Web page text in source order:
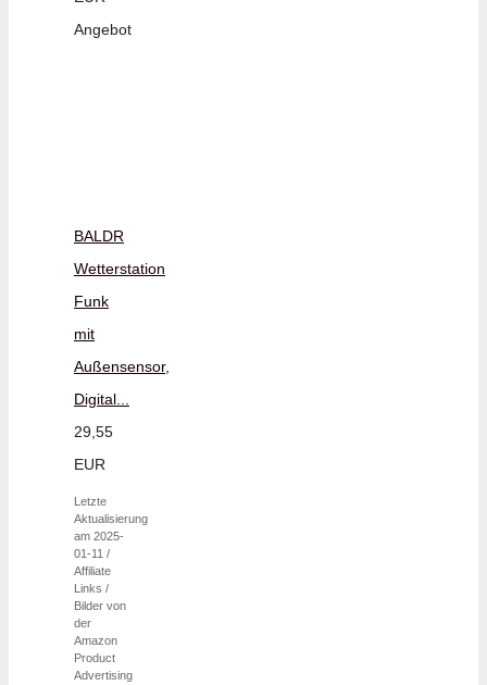
Angebot
BALDR
Wetterstation
Funk
mit
Außensensor,
Digital...
29,55
EUR
Letzte
Aktualisierung
am 2025-
01-11 /
Affiliate
Links /
Bilder von
der
Amazon
Product
Advertising